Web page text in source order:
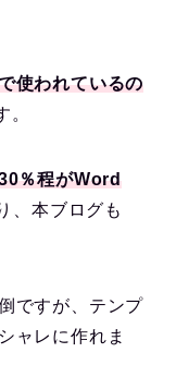
使われているの
。
％程がWord
、本ブログも
ですが、テンプ
ャレに作れま